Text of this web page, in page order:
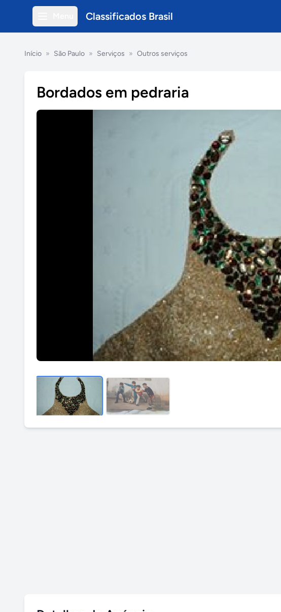
Classificados Brasil
Início » São Paulo » Serviços » Outros serviços
Bordados em pedraria